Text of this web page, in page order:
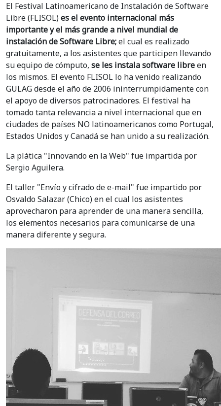
El Festival Latinoamericano de Instalación de Software
Libre (FLISOL)es el evento internacional más
importante y el más grande a nivel mundial de
instalación de Software Libre;el cual es realizado
gratuitamente, a los asistentes que participen llevando
su equipo de cómputo, se les instala software libreen
los mismos. El evento FLISOL lo ha venido realizando
GULAG desde el año de 2006 ininterrumpidamente con
el apoyo de diversos patrocinadores. El festival ha
tomado tanta relevancia a nivel internacional que en
ciudades de países NO latinoamericanos como Portugal,
Estados Unidos y Canadá se han unido a su realización.
La plática "Innovando en la Web" fue impartida por
Sergio Aguilera.
El taller "Envío y cifrado de e-mail" fue impartido por
Osvaldo Salazar (Chico) en el cual los asistentes
aprovecharon para aprender de una manera sencilla,
los elementos necesarios para comunicarse de una
manera diferente y segura.